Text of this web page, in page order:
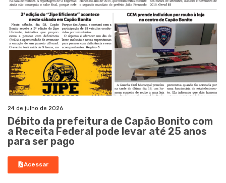
24 de julho de 2026
Débito da prefeitura de Capão Bonito com
a Receita Federal pode levar até 25 anos
para ser pago
Acessar